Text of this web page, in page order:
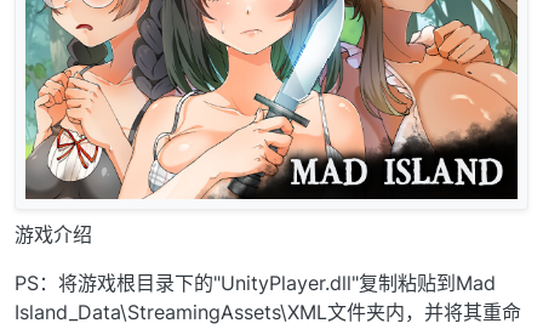
游戏介绍
PS：将游戏根目录下的"UnityPlayer.dll"复制粘贴到Mad
Island_Data\StreamingAssets\XML文件夹内，并将其重命